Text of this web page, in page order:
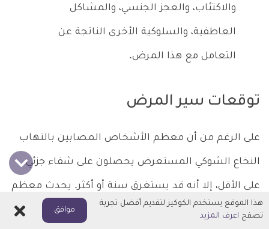
والاكتئاب، والعجز الجنسي، والمشاكل
العاطفية، والسلوكية الأخرى الناتجة عن
التعامل مع هذا المرض.
توقعات سير المرض
على الرغم من أن معظم الأشخاص المصابين بالتهاب
النخاع الشوكي المستعرض يحصلون على شفاء جزئي
على الأقل، إلا أنه قد يستغرق سنة أو أكثر. يحدث معظم
الشفاء في خلال الثلاثة أشهر الأولى بعد النوبة، ويعتمد
هذا الموقع يستخدم الكوكيز لتقديم أفضل تجربة
تصفح اعرف المزيد
موافق اغلاق